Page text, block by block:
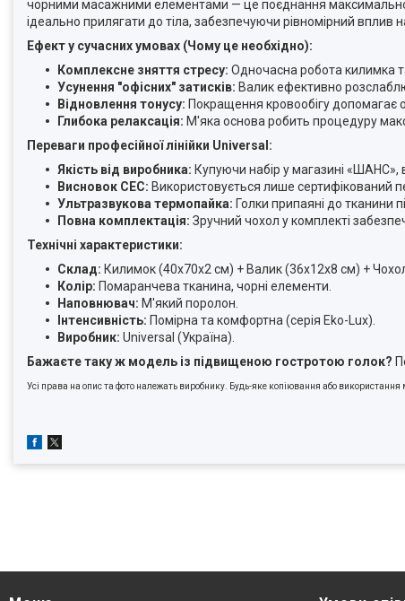
чорними масажними елементами — це поєднання
ідеально прилягати до тіла, забезпечуючи рівномірний вплив
Ефект у сучасних умовах (Чому це необхідно):
Комплексне зняття стресу: Одночасна робота килимка
Усунення "офісних" затисків: Валик ефективно
Відновлення тонусу: Покращення кровообігу допомагає
Глибока релаксація: М'яка основа робить процедуру
Переваги професійної лінійки Universal:
Якість від виробника: Купуючи набір у магазині «ШАНС»,
Висновок СЕС: Використовується лише сертифікований
Ультразвукова термопайка: Голки припаяні до тканини
Повна комплектація: Зручний чохол у комплекті
Технічні характеристики:
Склад: Килимок (40х70х2 см) + Валик (36х12х8 см) +
Колір: Помаранчева тканина, чорні елементи.
Наповнювач: М'який поролон.
Інтенсивність: Помірна та комфортна (серія Eko-Lux).
Виробник: Universal (Україна).
Бажаєте таку ж модель із підвищеною гостротою голок?
Усі права на опис та фото належать виробнику. Будь-яке копіювання або використання